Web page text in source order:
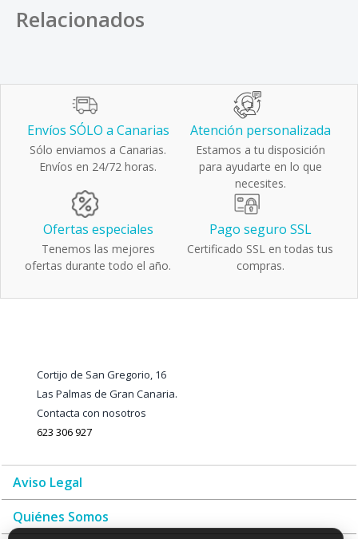
Relacionados
Envíos SÓLO a Canarias
Sólo enviamos a Canarias.
Envíos en 24/72 horas.
Atención personalizada
Estamos a tu disposición
para ayudarte en lo que
necesites.
Ofertas especiales
Tenemos las mejores
ofertas durante todo el año.
Pago seguro SSL
Certificado SSL en todas tus
compras.
Cortijo de San Gregorio, 16
Las Palmas de Gran Canaria.
Contacta con nosotros
623 306 927
Aviso Legal
Quiénes Somos